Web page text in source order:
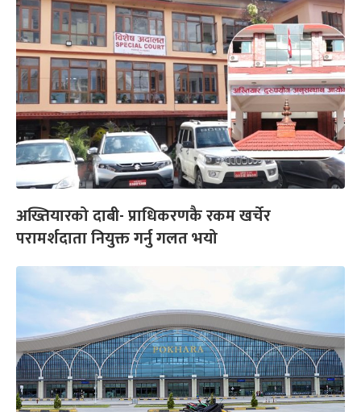
अख्तियारको दाबी- प्राधिकरणकै रकम खर्चेर
परामर्शदाता नियुक्त गर्नु गलत भयो